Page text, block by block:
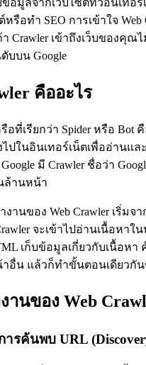
หรือทำ SEO การเข้าใจ Web
า Crawler เข้าถึงเว็บของคุ
บบน Google
คืออะไร
รือที่เรียกว่า Spider หรือ Bot
ปในอินเทอร์เน็ตเพื่ออ่านแล
มี Crawler ชื่อว่า
ล้านหน้า
านของ Web Crawler เริ่มจ
จะเข้าไปอ่านเนื้อหาใ
เก็บข้อมูลเกี่ยวกับเนื้อห
อื่น แล้วก็ทำขั้นตอนเดียวกัน
านของ Web
รค้นพบ URL